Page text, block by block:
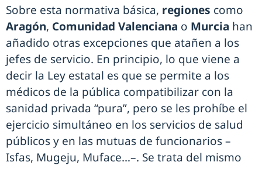
Sobre esta normativa básica, regiones como
Aragón, Comunidad Valenciana o Murcia han
añadido otras excepciones que atañen a los
jefes de servicio. En principio, lo que viene a
decir la Ley estatal es que se permite a los
médicos de la pública compatibilizar con la
sanidad privada “pura”, pero se les prohíbe el
ejercicio simultáneo en los servicios de salud
públicos y en las mutuas de funcionarios –
Isfas, Mugeju, Muface…–. Se trata del mismo